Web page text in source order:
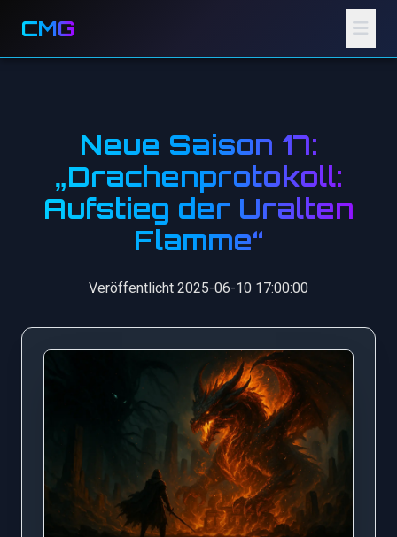
CMG
Neue Saison 17:
„Drachenprotokoll:
Aufstieg der Uralten
Flamme“
Veröffentlicht 2025-06-10 17:00:00